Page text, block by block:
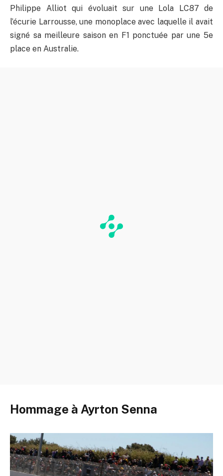
Philippe Alliot qui évoluait sur une Lola LC87 de
l’écurie Larrousse, une monoplace avec laquelle il avait
signé sa meilleure saison en F1 ponctuée par une 5e
place en Australie.
Hommage à Ayrton Senna